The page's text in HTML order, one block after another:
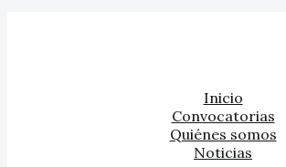
Inicio
Convocatorias
Quiénes somos
Noticias